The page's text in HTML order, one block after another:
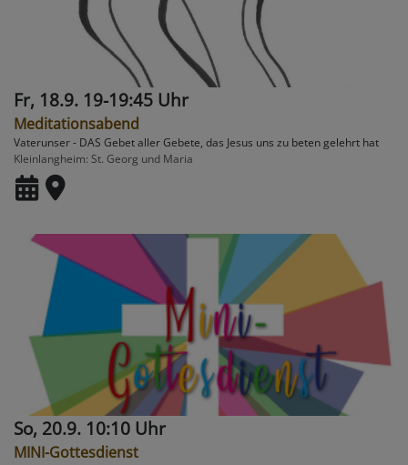
Fr, 18.9. 19-19:45 Uhr
Meditationsabend
Vaterunser - DAS Gebet aller Gebete, das Jesus uns zu beten gelehrt hat
Kleinlangheim St. Georg und Maria
So, 20.9. 10:10 Uhr
MINI-Gottesdienst